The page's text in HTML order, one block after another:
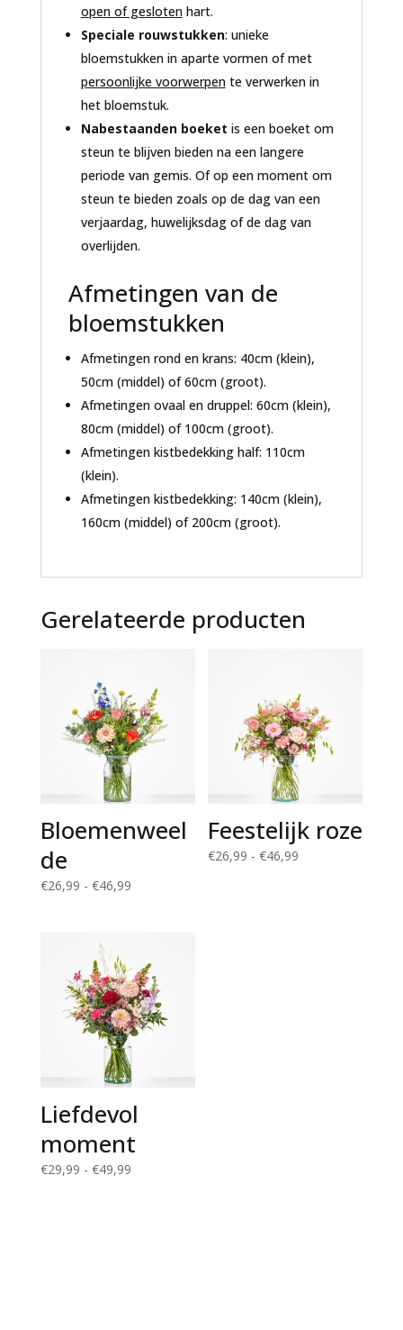
open of geslotenhart.
Speciale rouwstukken: unieke
bloemstukken in aparte vormen of met
persoonlijke voorwerpente verwerken in
het bloemstuk.
Nabestaanden boeket is een boeket om
steun te blijven bieden na een langere
periode van gemis. Of op een moment om
steun te bieden zoals op de dag van een
verjaardag, huwelijksdag of de dag van
overlijden.
Afmetingen van de
bloemstukken
Afmetingen rond en krans: 40cm (klein),
50cm (middel) of 60cm (groot).
Afmetingen ovaal en druppel: 60cm (klein),
80cm (middel) of 100cm (groot).
Afmetingen kistbedekking half: 110cm
(klein).
Afmetingen kistbedekking: 140cm (klein),
160cm (middel) of 200cm (groot).
Gerelateerde producten
Bloemenweel
de
€26,99 - €46,99Prijsklasse:
Feestelijk roze
€26,99 - €46,99
Liefdevol
moment
€29,99 - €49,99Prijsklasse: